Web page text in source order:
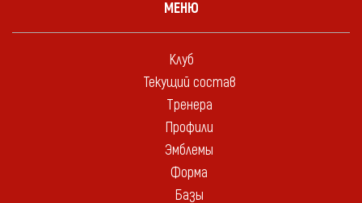
МЕНЮ
Клуб
Текущий состав
Тренера
Профили
Эмблемы
Форма
Базы